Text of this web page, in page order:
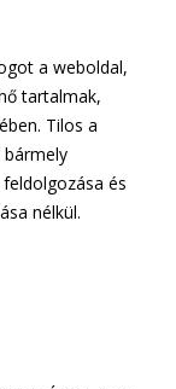
a weboldal,
tartalmak,
Tilos a
és
nélkül.